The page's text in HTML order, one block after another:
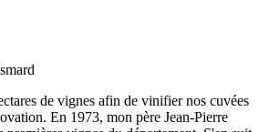
de vignes afin de vinifier nos cuvées
En 1973, mon père Jean-Pierre